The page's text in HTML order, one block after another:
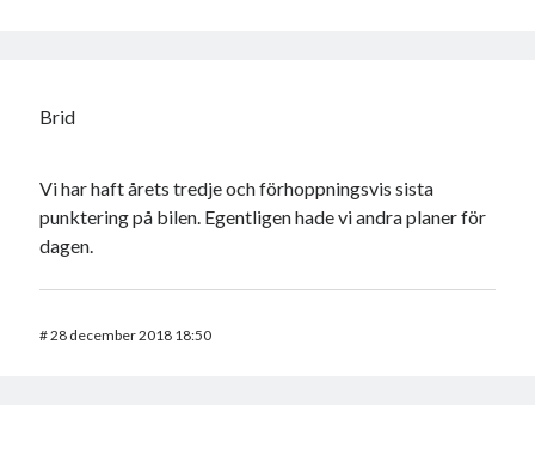
Brid
Vi har haft årets tredje och förhoppningsvis sista
punktering på bilen. Egentligen hade vi andra planer för
dagen.
#28 december 2018 18:50